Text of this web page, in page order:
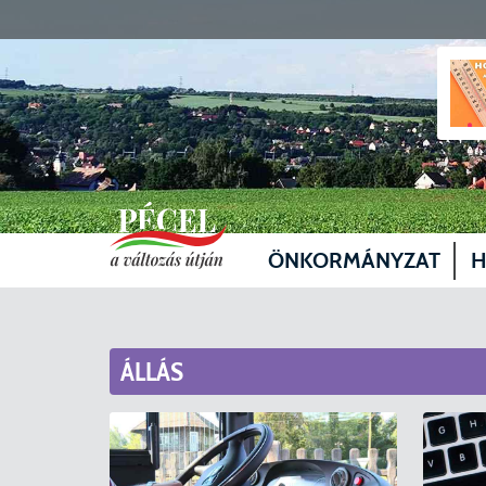
ÖNKORMÁNYZAT
Bizottságok
Döntéshozatal
ÁLLÁS